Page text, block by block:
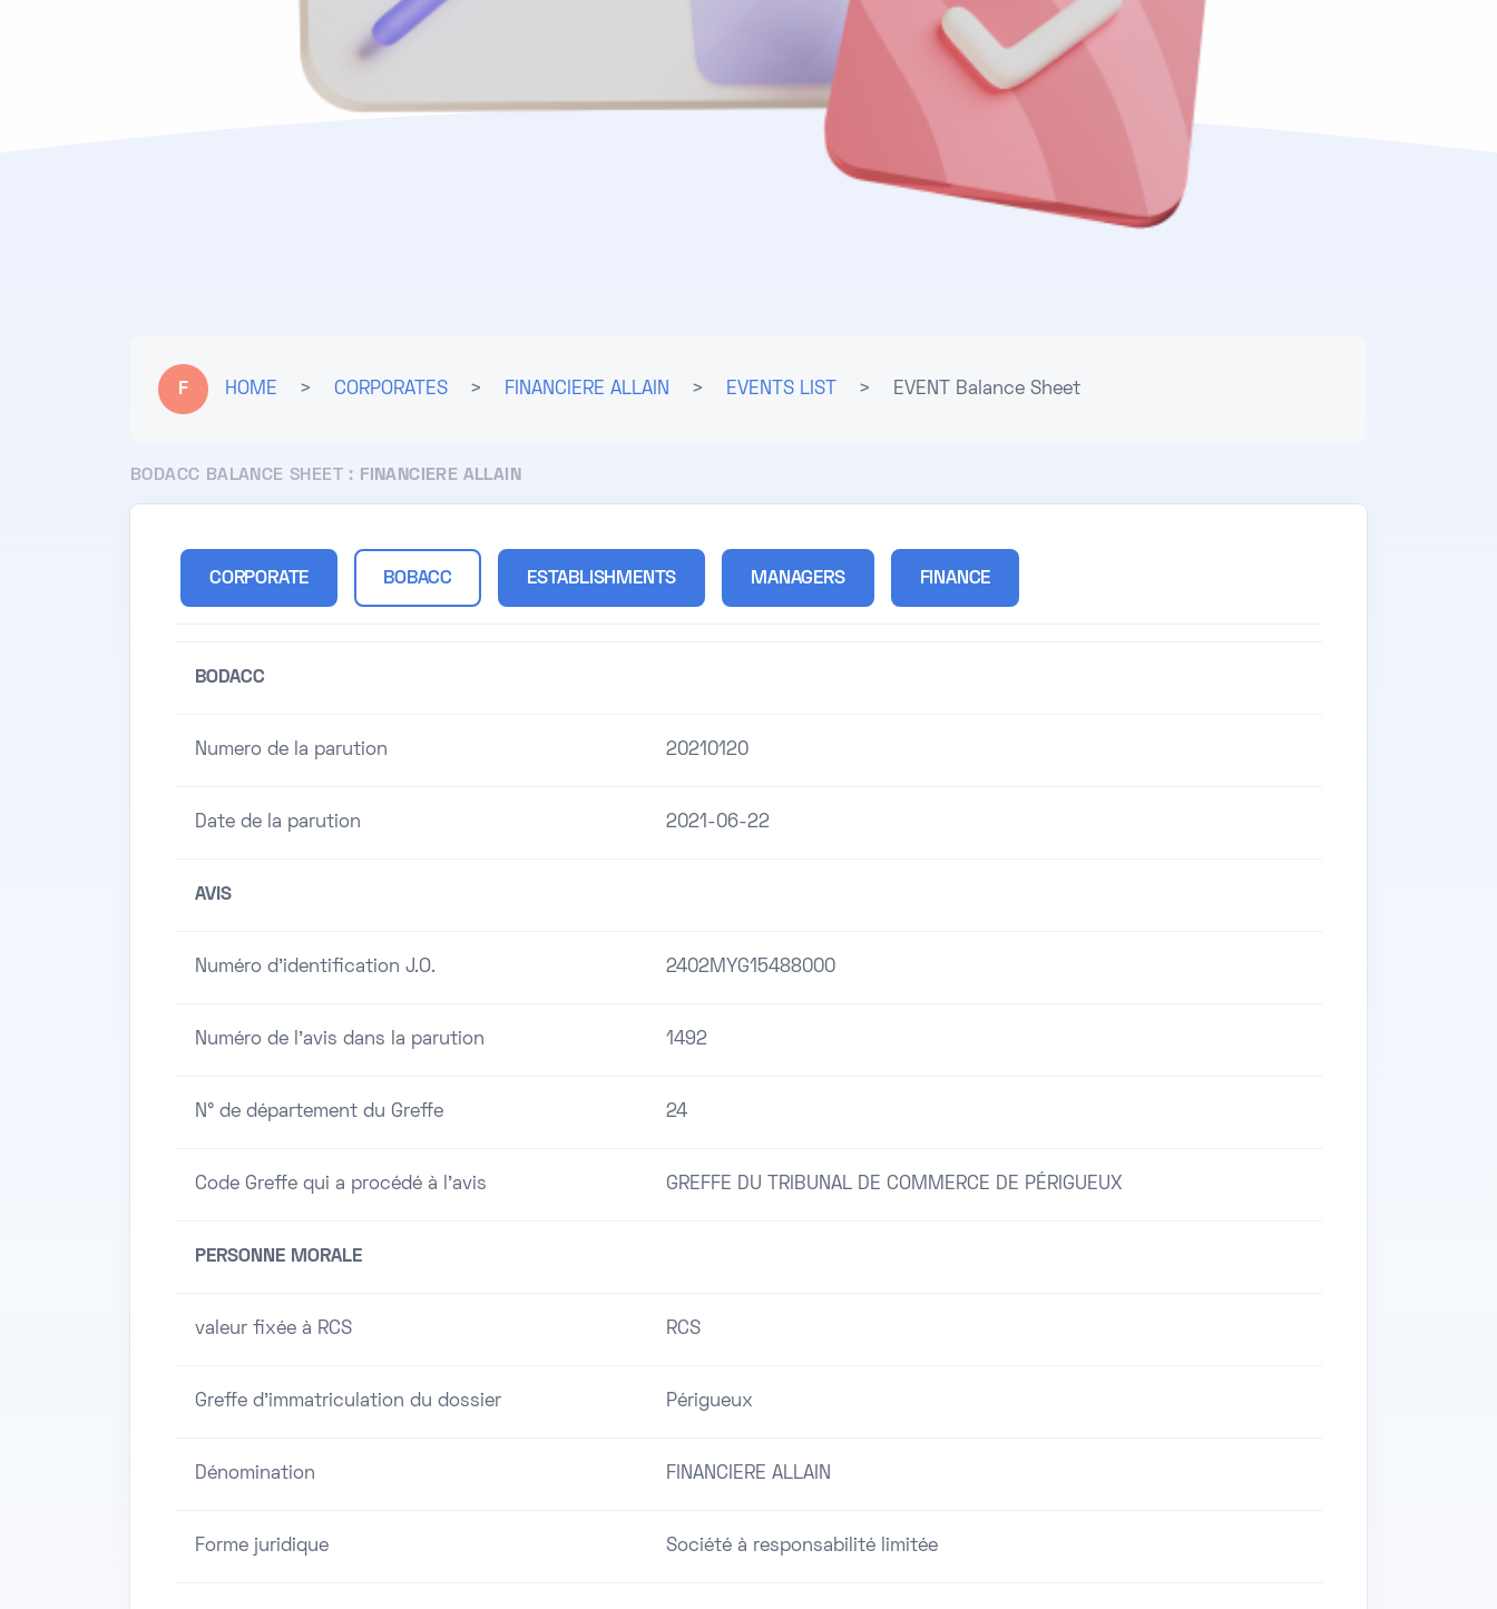
F HOME > CORPORATES > FINANCIERE ALLAIN > EVENTS LIST > EVENT Balance Sheet
BODACC BALANCE SHEET : FINANCIERE ALLAIN
CORPORATE BOBACC ESTABLISHMENTS MANAGERS FINANCE
BODACC
Numero de la parution 20210120
Date de la parution 2021-06-22
AVIS
Numéro d'identification J.O. 2402MYG15488000
Numéro de l'avis dans la parution 1492
N° de département du Greffe 24
Code Greffe qui a procédé à l'avis GREFFE DU TRIBUNAL DE COMMERCE DE PÉRIGUEUX
PERSONNE MORALE
valeur fixée à RCS RCS
Greffe d'immatriculation du dossier Périgueux
Dénomination FINANCIERE ALLAIN
Forme juridique Société à responsabilité limitée